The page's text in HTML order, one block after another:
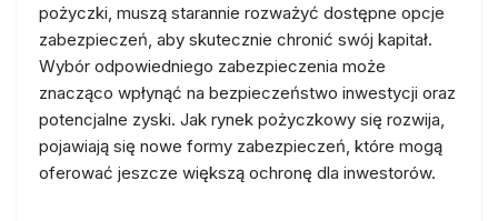
pożyczki, muszą starannie rozważyć dostępne opcje
zabezpieczeń, aby skutecznie chronić swój kapitał.
Wybór odpowiedniego zabezpieczenia może
znacząco wpłynąć na bezpieczeństwo inwestycji oraz
potencjalne zyski. Jak rynek pożyczkowy się rozwija,
pojawiają się nowe formy zabezpieczeń, które mogą
oferować jeszcze większą ochronę dla inwestorów.